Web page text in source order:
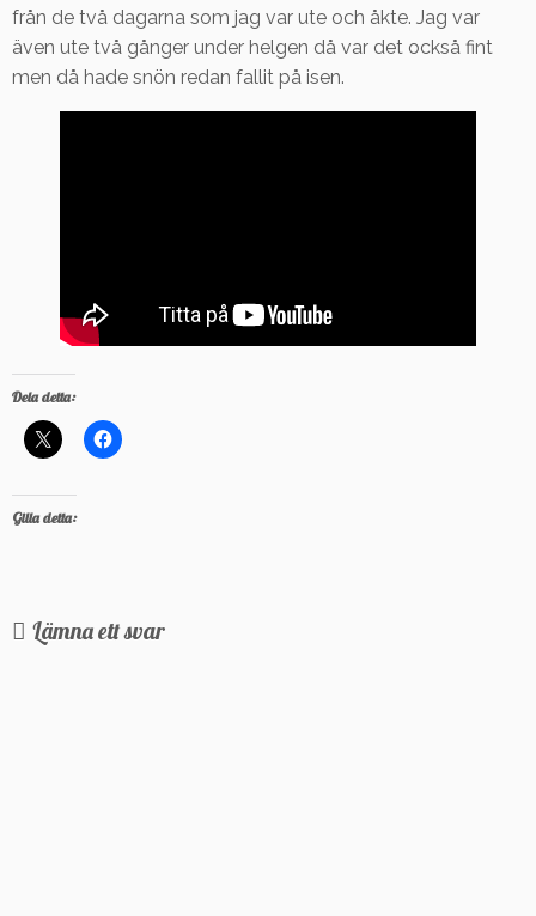
från de två dagarna som jag var ute och åkte. Jag var
även ute två gånger under helgen då var det också fint
men då hade snön redan fallit på isen.
Dela detta:
Gilla detta:
Lämna ett svar